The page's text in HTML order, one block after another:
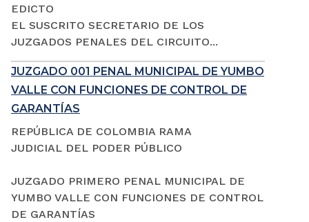
EDICTO
EL SUSCRITO SECRETARIO DE LOS
JUZGADOS PENALES DEL CIRCUITO...
JUZGADO 001 PENAL MUNICIPAL DE YUMBO
VALLE CON FUNCIONES DE CONTROL DE
GARANTÍAS
REPÚBLICA DE COLOMBIA RAMA
JUDICIAL DEL PODER PÚBLICO
JUZGADO PRIMERO PENAL MUNICIPAL DE
YUMBO VALLE CON FUNCIONES DE CONTROL
DE GARANTÍAS